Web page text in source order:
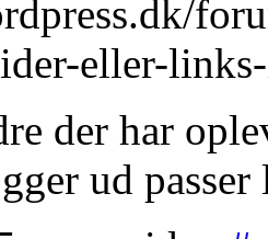
eller-
der har
ud